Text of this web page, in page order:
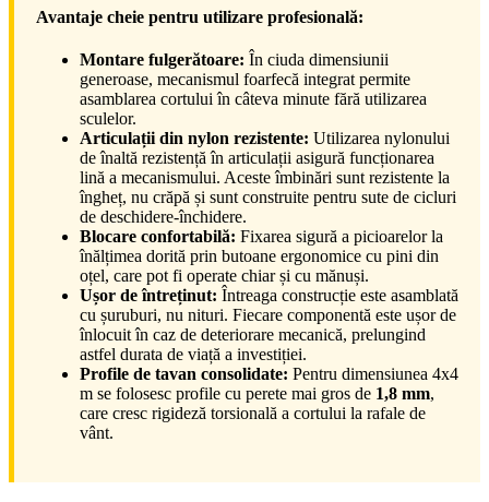
Avantaje cheie pentru utilizare profesională:
Montare fulgerătoare: În ciuda dimensiunii
generoase, mecanismul foarfecă integrat permite
asamblarea cortului în câteva minute fără utilizarea
sculelor.
Articulații din nylon rezistente: Utilizarea nylonului
de înaltă rezistență în articulații asigură funcționarea
lină a mecanismului. Aceste îmbinări sunt rezistente la
îngheț, nu crăpă și sunt construite pentru sute de cicluri
de deschidere-închidere.
Blocare confortabilă: Fixarea sigură a picioarelor la
înălțimea dorită prin butoane ergonomice cu pini din
oțel, care pot fi operate chiar și cu mănuși.
Ușor de întreținut: Întreaga construcție este asamblată
cu șuruburi, nu nituri. Fiecare componentă este ușor de
înlocuit în caz de deteriorare mecanică, prelungind
astfel durata de viață a investiției.
Profile de tavan consolidate: Pentru dimensiunea 4x4
m se folosesc profile cu perete mai gros de 1,8 mm,
care cresc rigideză torsională a cortului la rafale de
vânt.